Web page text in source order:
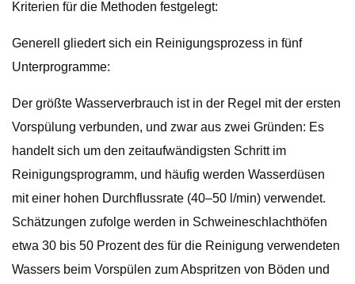
Kriterien für die Methoden festgelegt:
Generell gliedert sich ein Reinigungsprozess in fünf
Unterprogramme:
Der größte Wasserverbrauch ist in der Regel mit der ersten
Vorspülung verbunden, und zwar aus zwei Gründen: Es
handelt sich um den zeitaufwändigsten Schritt im
Reinigungsprogramm, und häufig werden Wasserdüsen
mit einer hohen Durchflussrate (40–50 l/min) verwendet.
Schätzungen zufolge werden in Schweineschlachthöfen
etwa 30 bis 50 Prozent des für die Reinigung verwendeten
Wassers beim Vorspülen zum Abspritzen von Böden und